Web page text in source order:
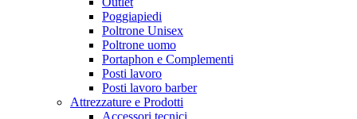
Poggiapiedi
Poltrone Unisex
Poltrone uomo
Portaphon e Complementi
Posti lavoro
Posti lavoro barber
Attrezzature e Prodotti
Accessori tecnici